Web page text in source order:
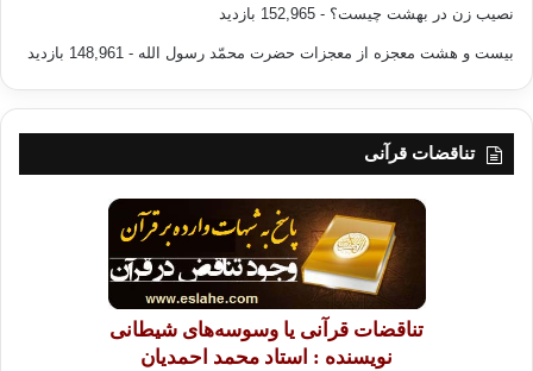
لەوەی پێت بزانرێت ، وە ئەگەر نا دەتوانیت خێزانەکەت بەشدار بکەیت بۆ
بەڵێ تاوان کردن و هەوڵدان بۆ تاوان گەورەترین و ترسناکترین نەخۆشیە….
بیر لە تاوانەکانت بکەرەوە بچوک و گەورە …. سەیری بچوکی تاوان مەکە بەڵکو
سەیری گەورەیی ئەو زاتە بکە کە سەرپێچیت کردوە…
چەند ڕوژێکی کەم ماوە …. بە خۆتدا بچۆرەوە … هەر ئێستە بڕیاری گەڕانەوە بۆ
لای خوا و تەوبە کردن بدە …. تەسویف مەکە و دوای مەخە ..
مردن کتووپڕ یەخەت دەگرێت …. بەهەشت و دۆزەخ زۆر نزیکن لە بەندەوە…
نصیب زن در بهشت چیست؟ - 152,965 بازدید
بیست و هشت معجزه از معجزات حضرت محمّد رسول الله - 148,961 بازدید
تناقضات قرآنی
تناقضات قرآنی یا وسوسه‌های شیطانی
نویسنده : استاد محمد احمدیان